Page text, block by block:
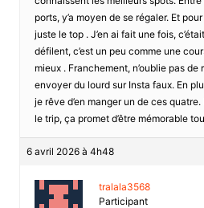
ports, y’a moyen de se régaler. Et
juste le top . J’en ai fait une fois,
défilent, c’est un peu comme une
mieux . Franchement, n’oublie pas
envoyer du lourd sur Insta faux. En
je rêve d’en manger un de ces
le trip, ça promet d’être mémorable
6 avril 2026 à 4h48
tralala3568
Participant